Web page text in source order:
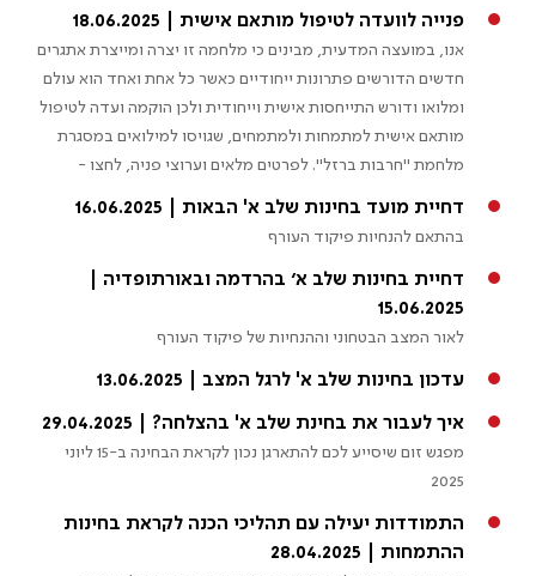
פנייה לוועדה לטיפול מותאם אישית | 18.06.2025
אנו, במועצה המדעית, מבינים כי מלחמה זו יצרה ומייצרת אתגרים
חדשים הדורשים פתרונות ייחודיים כאשר כל אחת ואחד הוא עולם
ומלואו ודורש התייחסות אישית וייחודית ולכן הוקמה ועדה לטיפול
מותאם אישית למתמחות ולמתמחים, שגויסו למילואים במסגרת
מלחמת "חרבות ברזל". לפרטים מלאים וערוצי פניה, לחצו -
דחיית מועד בחינות שלב א' הבאות | 16.06.2025
בהתאם להנחיות פיקוד העורף
דחיית בחינות שלב א׳ בהרדמה ובאורתופדיה |
15.06.2025
לאור המצב הבטחוני וההנחיות של פיקוד העורף
עדכון בחינות שלב א' לרגל המצב | 13.06.2025
איך לעבור את בחינת שלב א' בהצלחה? | 29.04.2025
מפגש זום שיסייע לכם להתארגן נכון לקראת הבחינה ב-15 ליוני
2025
התמודדות יעילה עם תהליכי הכנה לקראת בחינות
ההתמחות | 28.04.2025